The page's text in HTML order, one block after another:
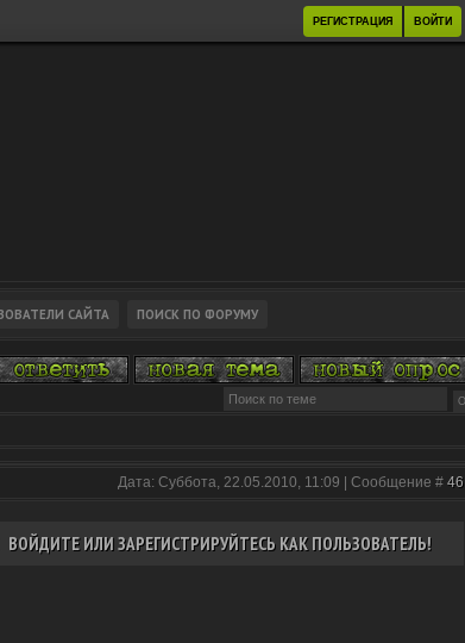
РЕГИСТРАЦИЯ ВОЙТИ
Дата: Суббота, 22.05.2010, 11:09 | Сообщение # 46
ВОЙДИТЕ ИЛИ ЗАРЕГИСТРИРУЙТЕСЬ КАК ПОЛЬЗОВАТЕЛЬ!